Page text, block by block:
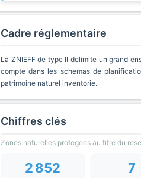
Cadre réglementaire
La ZNIEFF de type II delimite un grand
compte dans les schemas de
patrimoine naturel inventorie.
Chiffres clés
Zones naturelles protegees au titre du
2 852 7